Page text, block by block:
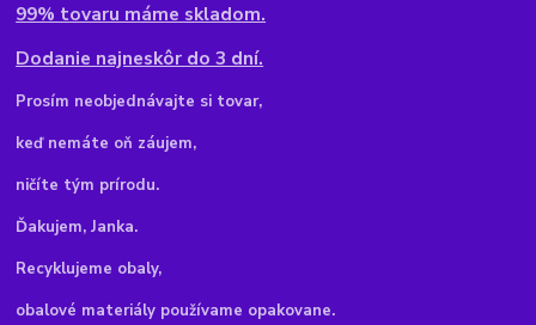
99% tovaru máme skladom.
Dodanie najneskôr do 3 dní.
Prosím neobjednávajte si tovar,
keď nemáte oň záujem,
ničíte tým prírodu.
Ďakujem, Janka.
Recyklujeme obaly,
obalové materiály používame opakovane.